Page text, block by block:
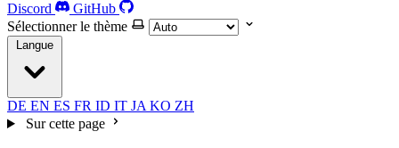
Discord
GitHub
Sélectionner le thème
Langue
DE EN ES FR ID IT JA KO ZH
Sur cette page